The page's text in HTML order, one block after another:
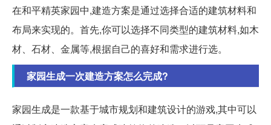
在和平精英家园中,建造方案是通过选择合适的建筑材料和
布局来实现的。首先,你可以选择不同类型的建筑材料,如木
材、石材、金属等,根据自己的喜好和需求进行选。
家园生成一次建造方案怎么完成?
家园生成是一款基于城市规划和建筑设计的游戏,其中可以